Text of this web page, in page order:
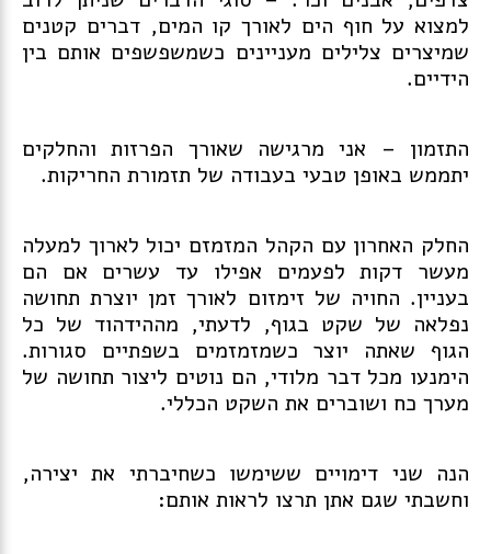
למצוא על חוף הים לאורך קו המים, דברים קטנים
שמיצרים צלילים מעניינים כשמשפשפים אותם בין
הידיים.
התזמון – אני מרגישה שאורך הפרזות והחלקים
יתממש באופן טבעי בעבודה של תזמורת החריקות.
החלק האחרון עם הקהל המזמזם יכול לארוך למעלה
מעשר דקות לפעמים אפילו עד עשרים אם הם
בעניין. החויה של זימזום לאורך זמן יוצרת תחושה
נפלאה של שקט בגוף, לדעתי, מההידהוד של כל
הגוף שאתה יוצר כשמזמזמים בשפתיים סגורות.
הימנעו מכל דבר מלודי, הם נוטים ליצור תחושה של
מערך כח ושוברים את השקט הכללי.
הנה שני דימויים ששימשו כשחיברתי את יצירה,
וחשבתי שגם אתן תרצו לראות אותם: